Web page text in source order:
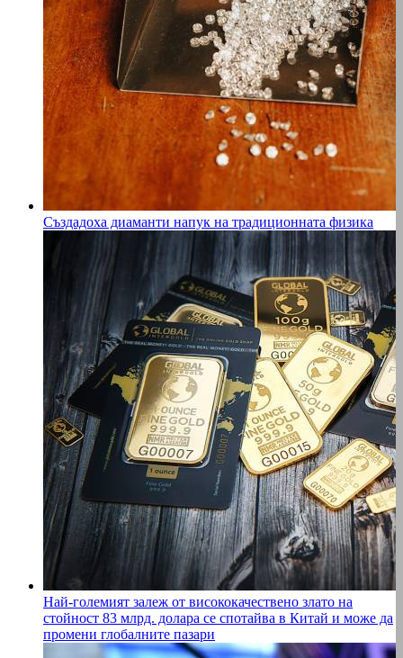
Създадоха диаманти напук на традиционната физика
Най-големият залеж от висококачествено злато на
стойност 83 млрд. долара се спотайва в Китай и може да
промени глобалните пазари